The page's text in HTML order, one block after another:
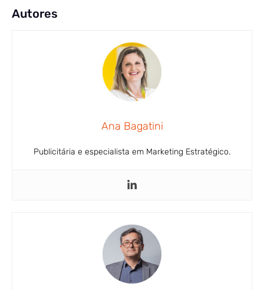
Autores
Ana Bagatini
Publicitária e especialista em Marketing Estratégico.